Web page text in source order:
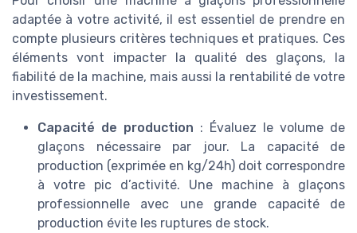
adaptée à votre activité, il est essentiel de prendre en
compte plusieurs critères techniques et pratiques. Ces
éléments vont impacter la qualité des glaçons, la
fiabilité de la machine, mais aussi la rentabilité de votre
investissement.
Capacité de production : Évaluez le volume de
glaçons nécessaire par jour. La capacité de
production (exprimée en kg/24h) doit correspondre
à votre pic d’activité. Une machine à glaçons
professionnelle avec une grande capacité de
production évite les ruptures de stock.